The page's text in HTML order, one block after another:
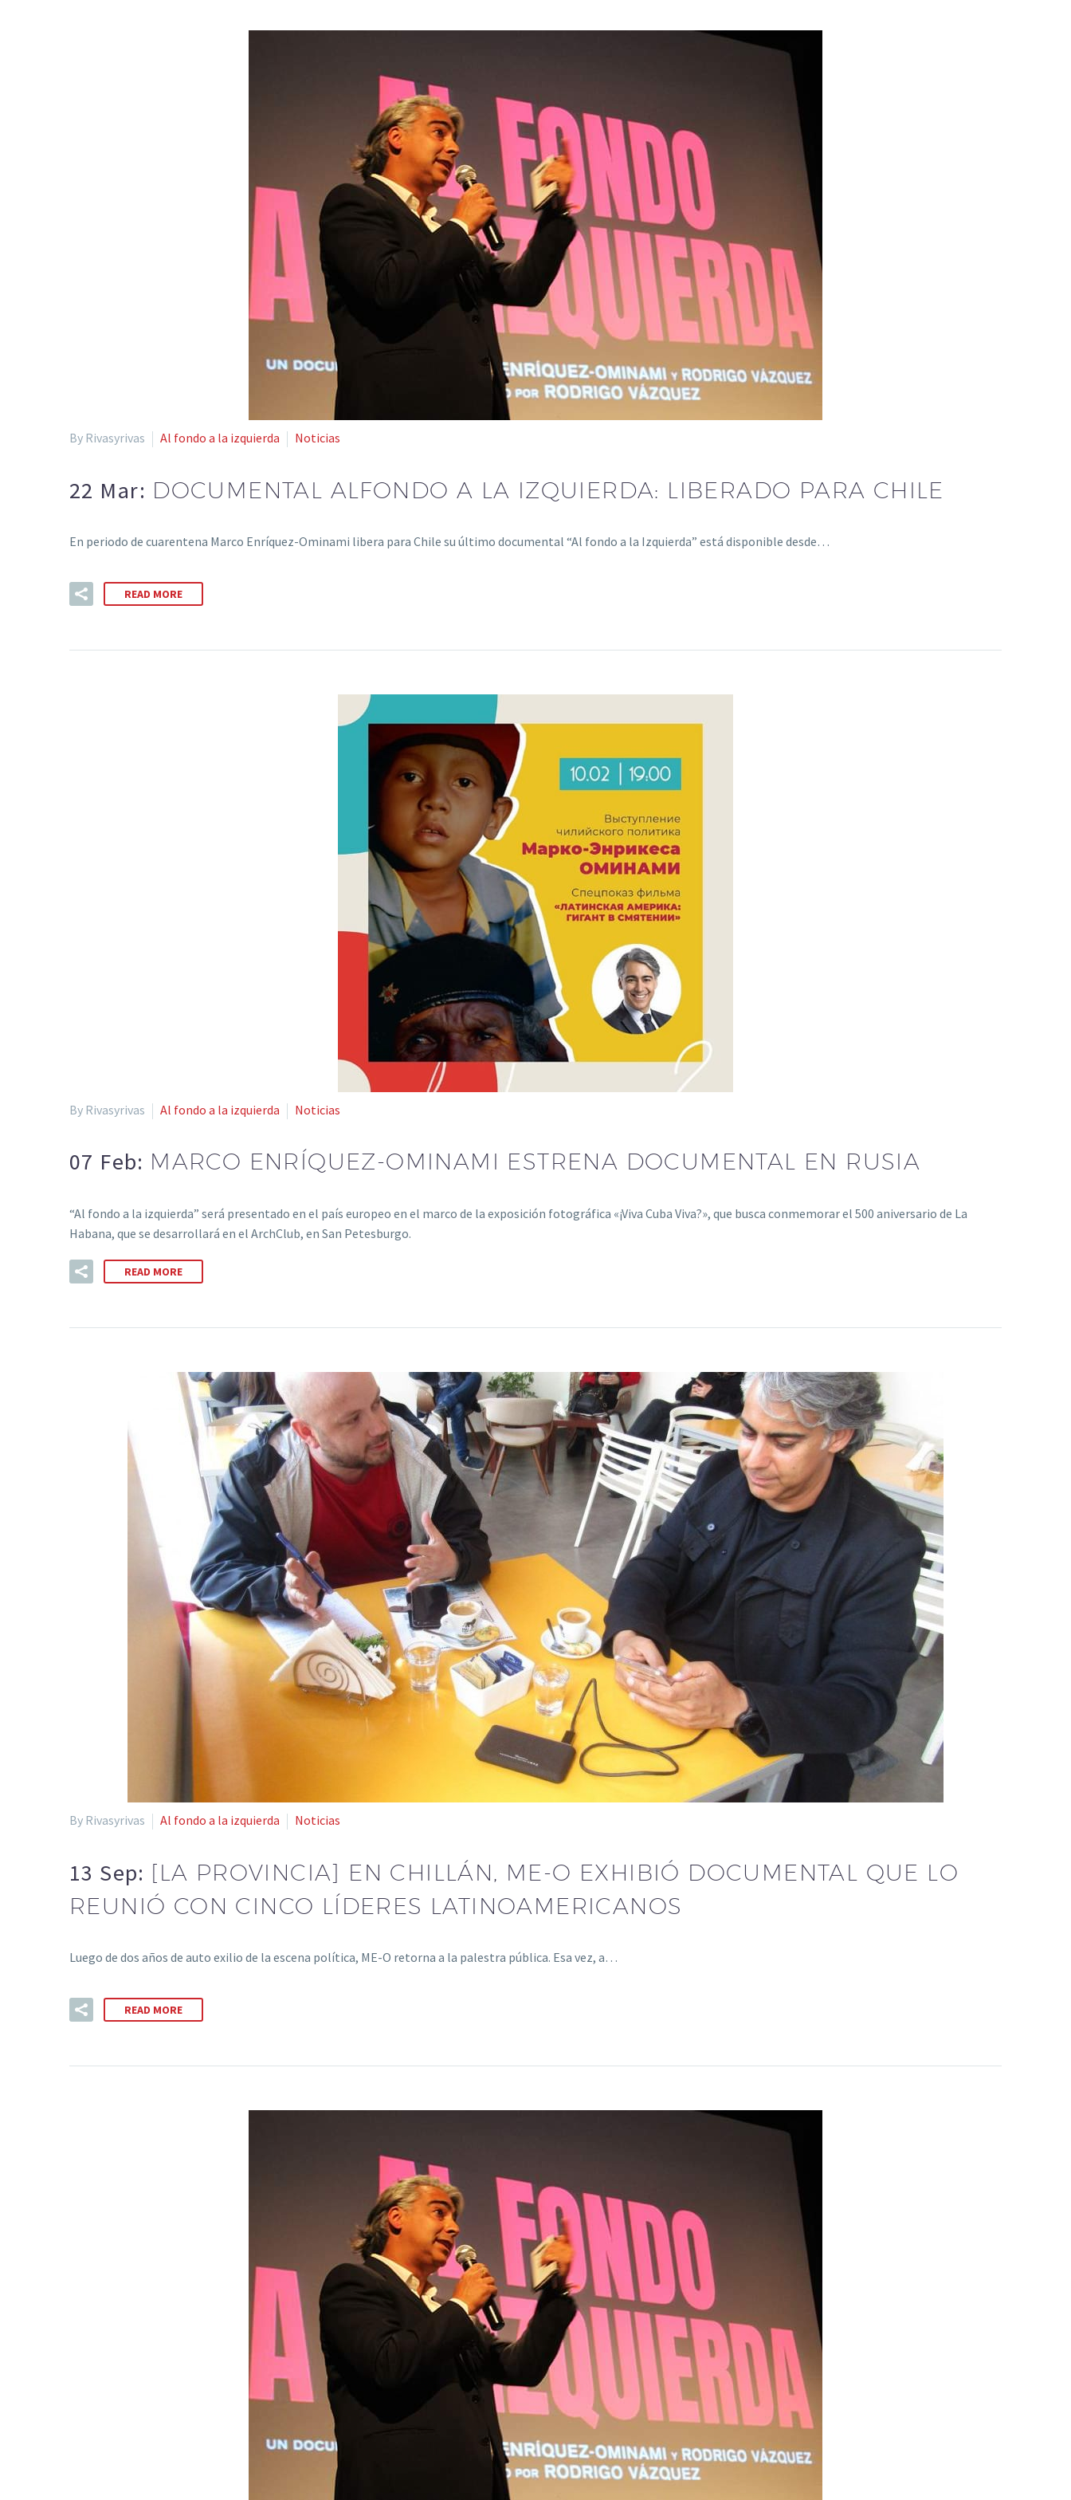
By Rivasyrivas Al fondo a la izquierda Noticias
22 Mar: DOCUMENTAL ALFONDO A LA IZQUIERDA: LIBERADO PARA CHILE
En periodo de cuarentena Marco Enríquez-Ominami libera para Chile su último documental “Al fondo a la Izquierda” está disponible desde…
READ MORE
By Rivasyrivas Al fondo a la izquierda Noticias
07 Feb: MARCO ENRÍQUEZ-OMINAMI ESTRENA DOCUMENTAL EN RUSIA
“Al fondo a la izquierda” será presentado en el país europeo en el marco de la exposición fotográfica «¡Viva Cuba Viva?», que busca conmemorar el 500 aniversario de La
Habana, que se desarrollará en el ArchClub, en San Petesburgo.
READ MORE
By Rivasyrivas Al fondo a la izquierda Noticias
13 Sep: [LA PROVINCIA] EN CHILLÁN, ME-O EXHIBIÓ DOCUMENTAL QUE LO
REUNIÓ CON CINCO LÍDERES LATINOAMERICANOS
Luego de dos años de auto exilio de la escena política, ME-O retorna a la palestra pública. Esa vez, a…
READ MORE